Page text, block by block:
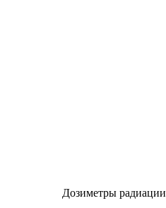
Дозиметры радиации